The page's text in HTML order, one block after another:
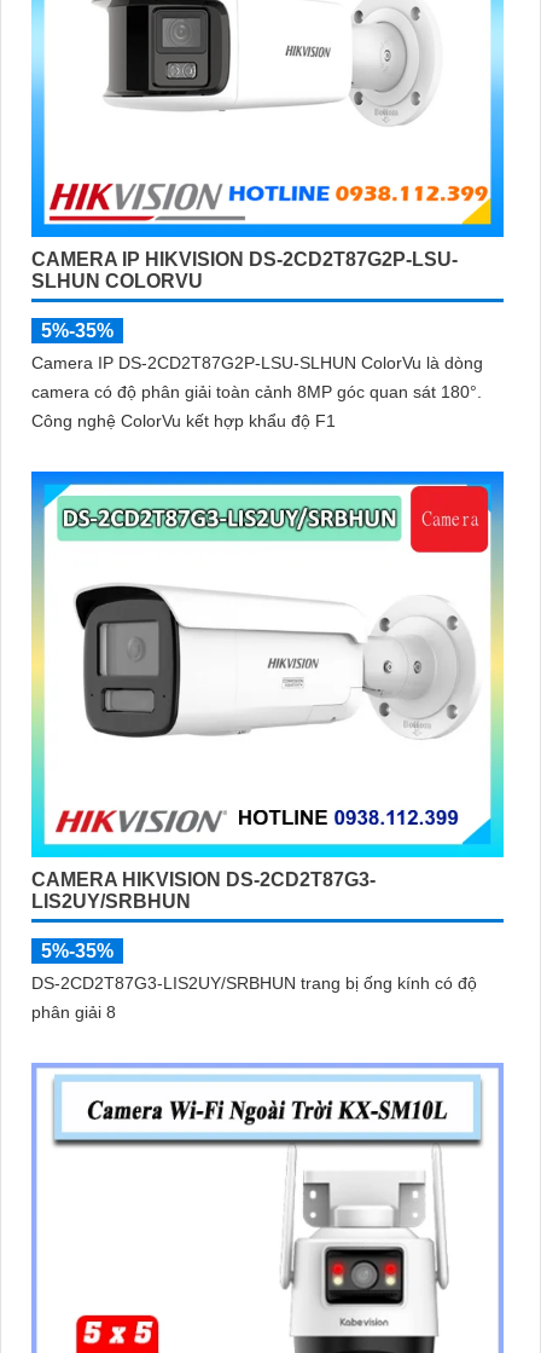
CAMERA IP HIKVISION DS-2CD2T87G2P-LSU-
SLHUN COLORVU
5%-35%
Camera IP DS-2CD2T87G2P-LSU-SLHUN ColorVu là dòng
camera có độ phân giải toàn cảnh 8MP góc quan sát 180°.
Công nghệ ColorVu kết hợp khẩu độ F1
CAMERA HIKVISION DS-2CD2T87G3-
LIS2UY/SRBHUN
5%-35%
DS-2CD2T87G3-LIS2UY/SRBHUN trang bị ống kính có độ
phân giải 8